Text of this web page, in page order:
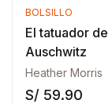
BOLSILLO
El tatuador de
Auschwitz
Heather Morris
S/ 59.90